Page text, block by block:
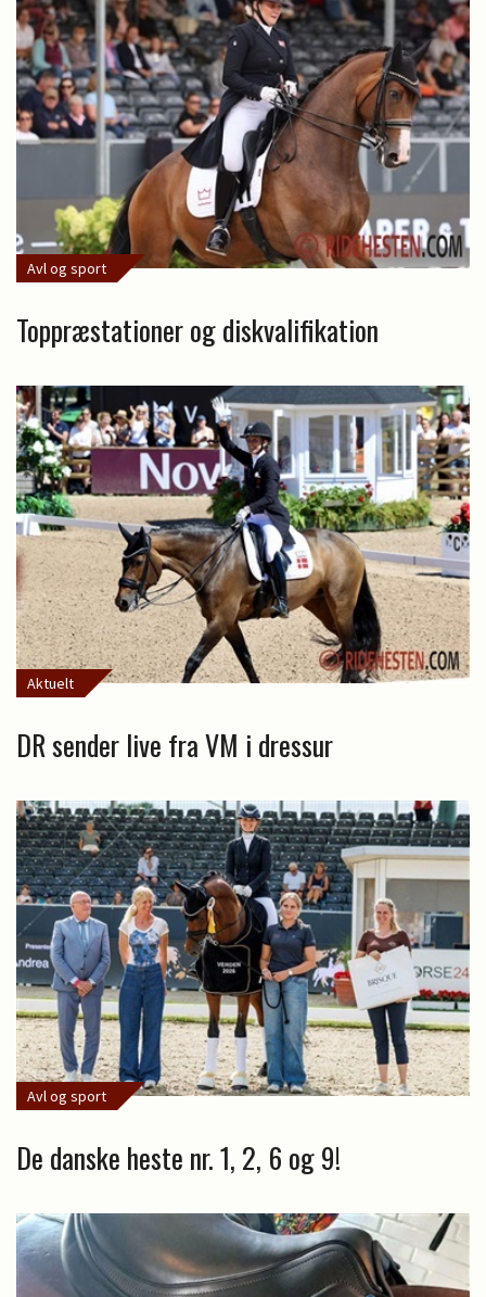
Avl og sport
Toppræstationer og diskvalifikation
Aktuelt
DR sender live fra VM i dressur
Avl og sport
De danske heste nr. 1, 2, 6 og 9!